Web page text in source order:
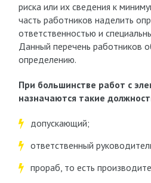
риска или их сведения к
часть работников наделить
ответственностью и
Данный перечень работников
определению.
При большинстве работ с
назначаются такие
допускающий;
ответственный
прораб, то есть